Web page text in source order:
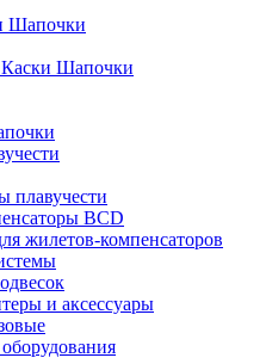
Шапочки
Шапочки
плавучести
BCD
жилетов-компенсаторов
и аксессуары